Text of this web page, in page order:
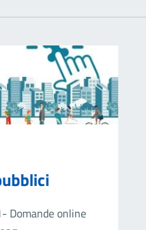
Domande online